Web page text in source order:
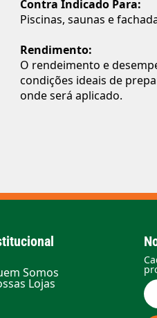
Contra Indicado Para:
Piscinas, saunas e
Rendimento:
O rendeimento e
condições ideais de
onde será aplicado.
Somos
Lojas